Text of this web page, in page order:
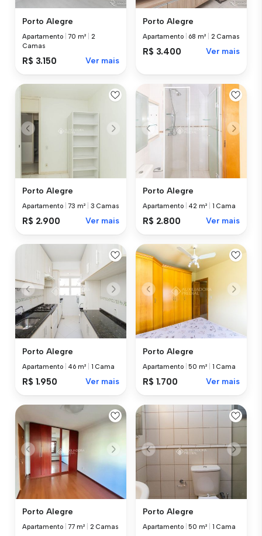
Porto Alegre
Apartamento |70 m²
2
Camas
R$ 3.150 Ver mais
Porto Alegre
Apartamento 68 m² 2 Camas
R$ 3.400 Ver mais
Porto Alegre
Apartamento |73 m² 3 Camas
R$ 2.900 Ver mais
Porto Alegre
Apartamento 42 m² 1 Cama
R$ 2.800 Ver mais
Porto Alegre
Apartamento 46 m² 1 Cama
R$ 1.950 Ver mais
Porto Alegre
Apartamento |50 m² 1 Cama
R$ 1.700 Ver mais
Porto Alegre
Apartamento |77 m² 2 Camas
Porto Alegre
Apartamento |50 m² 1 Cama